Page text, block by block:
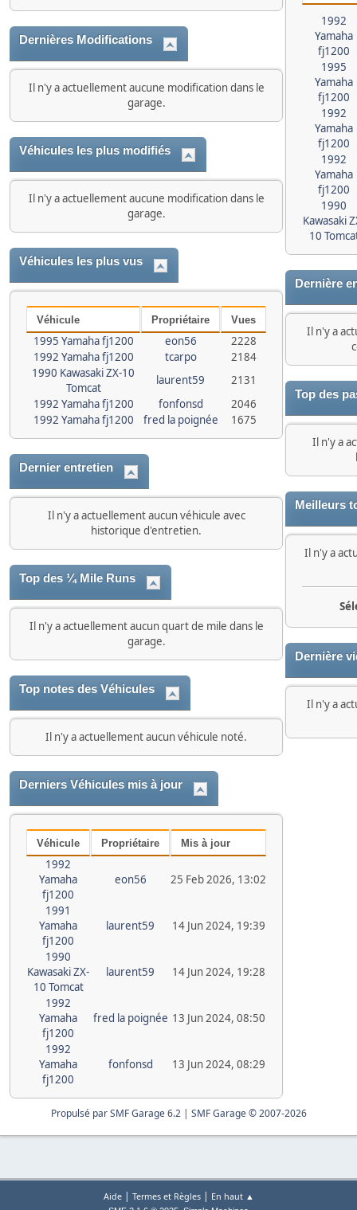
Dernières Modifications
Il n'y a actuellement aucune modification dans le
garage.
Véhicules les plus modifiés
Il n'y a actuellement aucune modification dans le
garage.
Véhicules les plus vus
Véhicule Propriétaire Vues
1995 Yamaha fj1200 eon56
2228
1992 Yamaha fj1200
tcarpo
2184
1990 Kawasaki ZX-10
Tomcat
laurent59
2131
1992 Yamaha fj1200
fonfonsd
2046
1992 Yamaha fj1200
fred la poignée 1675
Dernier entretien
Il n'y a actuellement aucun véhicule avec
historique d'entretien.
Top des ¼ Mile Runs
Il n'y a actuellement aucun quart de mile dans le
garage.
Top notes des Véhicules
Il n'y a actuellement aucun véhicule noté.
Derniers Véhicules mis à jour
Véhicule Propriétaire Mis à jour
1992
Yamaha
fj1200
eon56 25 Feb 2026, 13:02
1991
Yamaha
fj1200
laurent59 14 Jun 2024, 19:39
1990
Kawasaki ZX-
10 Tomcat
laurent59 14 Jun 2024, 19:28
1992
Yamaha
fj1200
fred la poignée 13 Jun 2024, 08:50
1992
Yamaha
fj1200
fonfonsd 13 Jun 2024, 08:29
1992
Yamaha
fj1200
1995
Yamaha
fj1200
1992
Yamaha
fj1200
1992
Yamaha
fj1200
1990
Kawasaki
10
Dernière
Il n'y a
Top des
Il n'y a
Meilleurs
Il n'y a
Dernière
Il n'y a
Propulsé par SMF Garage 6.2| SMF Garage © 2007-2026
Aide| Termes et Règles| En haut ▲